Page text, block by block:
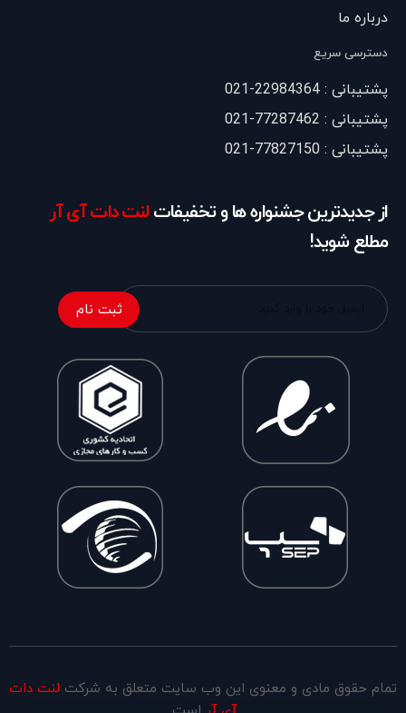
درباره ما
دسترسی سریع
پشتیبانی : 22984364-021
پشتیبانی : 77287462-021
پشتیبانی : 77827150-021
از جدیدترین جشنواره ها و تخفیفاتلنت دات آی آر
مطلع شوید!
ثبت نام
تمام حقوق مادی و معنوی این وب سایت متعلق به شرکت لنت دات